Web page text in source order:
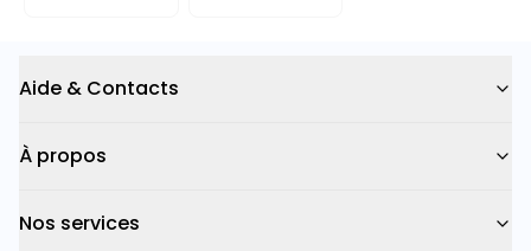
Aide & Contacts
À propos
Nos services